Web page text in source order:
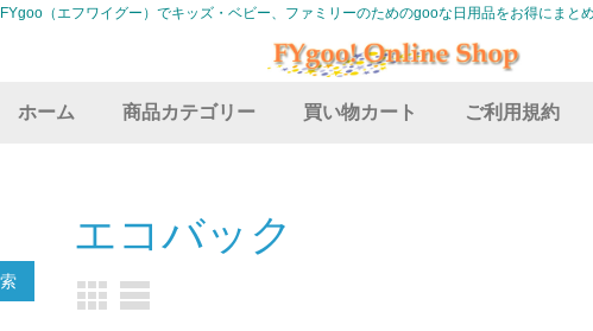
FYgoo（エフワイグー）でキッズ・ベビー、ファミリーのためのgooな日用品をお得にまと
ホーム 商品カテゴリー 買い物カート ご利用規約
エコバック